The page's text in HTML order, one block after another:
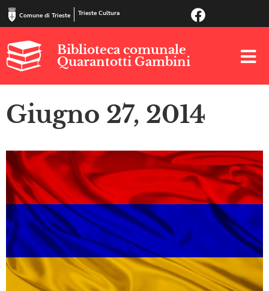
Comune di Trieste Trieste Cultura
Biblioteca comunale
Quarantotti Gambini
Giugno 27, 2014